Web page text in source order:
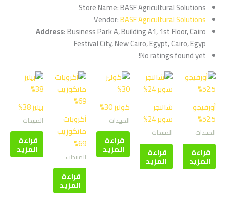
Store Name:BASF Agricultural Solutions
Vendor:BASF Agricultural Solutions
Address:Business Park A, Building A1, 1st Floor, Cairo
Festival City, New Cairo, Egypt, Cairo, Egyp
No ratings found yet!
أورفيجو
52.5%
المبيدات
قراءة
المزيد
شالنجر
سوبر 24%
المبيدات
قراءة
المزيد
كوليز 30%
المبيدات
قراءة
المزيد
أكروبات
مانكوزيب
69%
المبيدات
قراءة
المزيد
بيليز 38%
المبيدات
قراءة
المزيد